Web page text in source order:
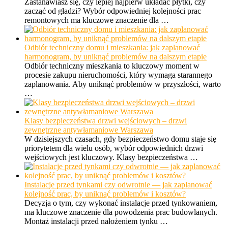
zacząć od gładzi? Wybór odpowiedniej kolejności prac
remontowych ma kluczowe znaczenie dla …
Odbiór techniczny domu i mieszkania: jak zaplanować
harmonogram, by uniknąć problemów na dalszym etapie
Odbiór techniczny mieszkania to kluczowy moment w
procesie zakupu nieruchomości, który wymaga starannego
zaplanowania. Aby uniknąć problemów w przyszłości, warto
…
Klasy bezpieczeństwa drzwi wejściowych – drzwi
zewnętrzne antywłamaniowe Warszawa
W dzisiejszych czasach, gdy bezpieczeństwo domu staje się
priorytetem dla wielu osób, wybór odpowiednich drzwi
wejściowych jest kluczowy. Klasy bezpieczeństwa …
Instalacje przed tynkami czy odwrotnie — jak zaplanować
kolejność prac, by uniknąć problemów i kosztów?
Decyzja o tym, czy wykonać instalacje przed tynkowaniem,
ma kluczowe znaczenie dla powodzenia prac budowlanych.
Montaż instalacji przed nałożeniem tynku …